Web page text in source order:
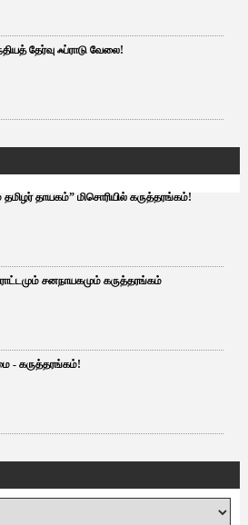
தேர்வு ஃப்ராடு வேலை!
தமிழர் தாயகம்” மிசொரியில் கருத்தரங்கம்!
சனநாயகமும் கருத்தரங்கம்
- கருத்தரங்கம்!